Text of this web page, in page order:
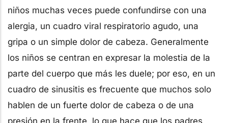
niños muchas veces puede confundirse con una
alergia, un cuadro viral respiratorio agudo, una
gripa o un simple dolor de cabeza. Generalmente
los niños se centran en expresar la molestia de la
parte del cuerpo que más les duele; por eso, en un
cuadro de sinusitis es frecuente que muchos solo
hablen de un fuerte dolor de cabeza o de una
presión en la frente, lo que hace que los padres